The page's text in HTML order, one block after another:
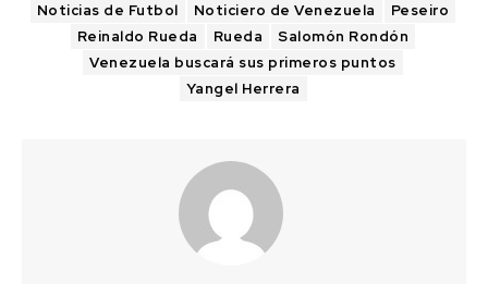
Noticias de Futbol
Noticiero de Venezuela
Peseiro
Reinaldo Rueda
Rueda
Salomón Rondón
Venezuela buscará sus primeros puntos
Yangel Herrera